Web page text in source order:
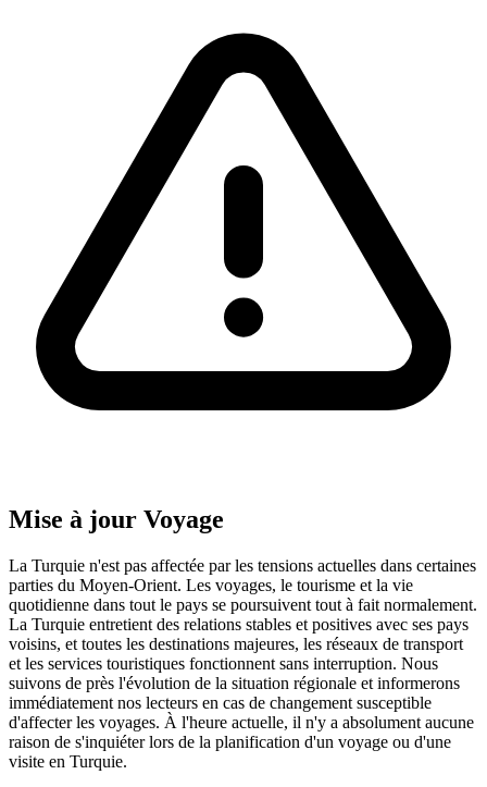
Mise à jour Voyage
La Turquie n'est pas affectée par les tensions actuelles dans certaines
parties du Moyen-Orient. Les voyages, le tourisme et la vie
quotidienne dans tout le pays se poursuivent tout à fait normalement.
La Turquie entretient des relations stables et positives avec ses pays
voisins, et toutes les destinations majeures, les réseaux de transport
et les services touristiques fonctionnent sans interruption. Nous
suivons de près l'évolution de la situation régionale et informerons
immédiatement nos lecteurs en cas de changement susceptible
d'affecter les voyages. À l'heure actuelle, il n'y a absolument aucune
raison de s'inquiéter lors de la planification d'un voyage ou d'une
visite en Turquie.